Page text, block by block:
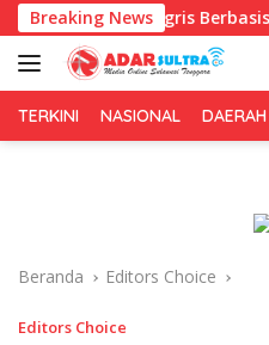
Langsung
ke
konten
Breaking News
Berbasis Digital Lewat
TERKINI NASIONAL DAERAH
Beranda Editors Choice
Editors Choice